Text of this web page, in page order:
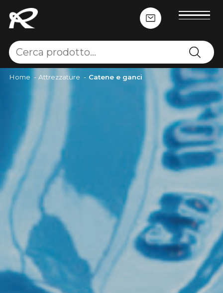
Home - Attrezzature - Catene e ganci